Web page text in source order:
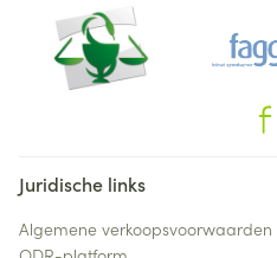
Juridische links
Algemene verkoopsvoorwaarden